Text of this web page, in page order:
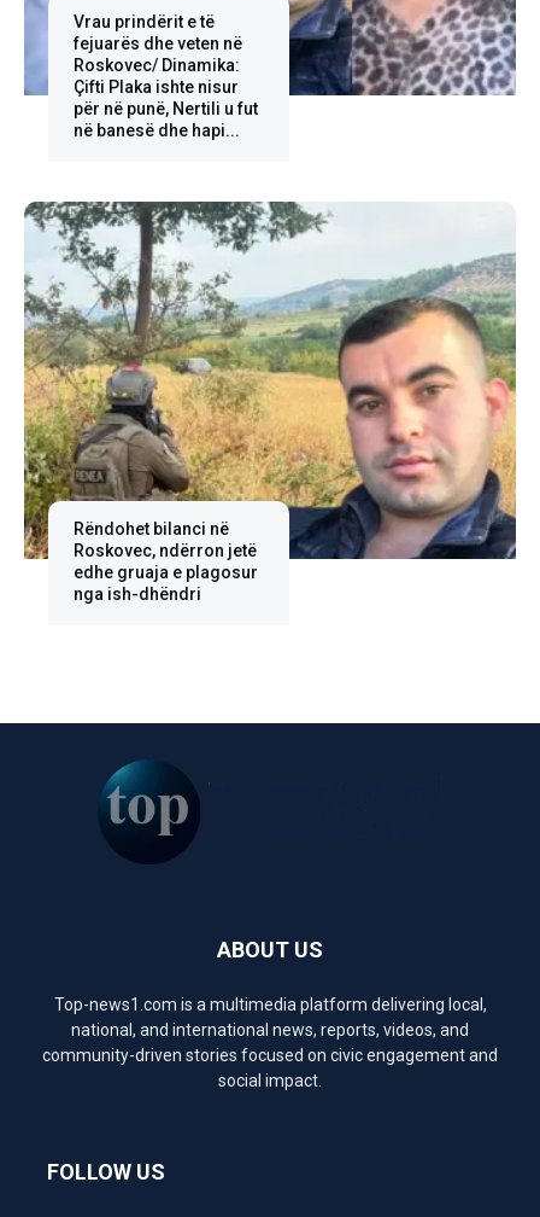
Vrau prindërit e të
fejuarës dhe veten në
Roskovec/ Dinamika:
Çifti Plaka ishte nisur
për në punë, Nertili u fut
në banesë dhe hapi...
Rëndohet bilanci në
Roskovec, ndërron jetë
edhe gruaja e plagosur
nga ish-dhëndri
ABOUT US
Top-news1.com is a multimedia platform delivering local,
national, and international news, reports, videos, and
community-driven stories focused on civic engagement and
social impact.
FOLLOW US